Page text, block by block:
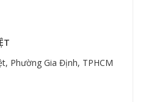
TRUNG KÍNH
Kính, Phường Yên Hòa, Hà Nội